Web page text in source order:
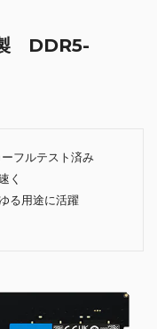
DDR5-
フルテスト済み
く
る用途に活躍